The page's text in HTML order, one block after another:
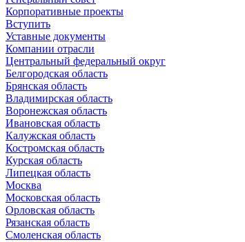
Корпоративные проекты
Вступить
Уставные документы
Компании отрасли
Центральный федеральный округ
Белгородская область
Брянская область
Владимирская область
Воронежская область
Ивановская область
Калужская область
Костромская область
Курская область
Липецкая область
Москва
Московская область
Орловская область
Рязанская область
Смоленская область